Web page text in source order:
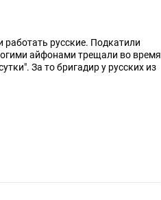
русские. Подкатили
айфонами трещали во время
За то бригадир у русских из